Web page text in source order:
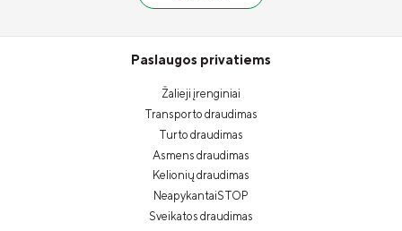
Paslaugos privatiems
Žalieji įrenginiai
Transporto draudimas
Turto draudimas
Asmens draudimas
Kelionių draudimas
NeapykantaiSTOP
Sveikatos draudimas